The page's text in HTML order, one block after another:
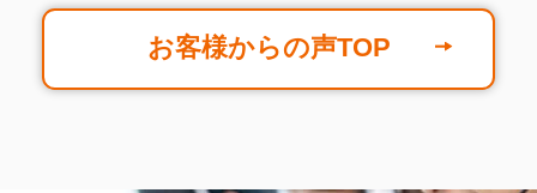
お客様からの声TOP